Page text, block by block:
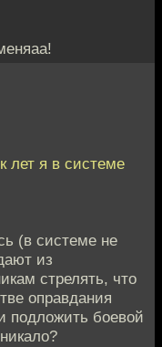
лет я в системе
(в системе не
из
стрелять, что
оправдания
подложить боевой